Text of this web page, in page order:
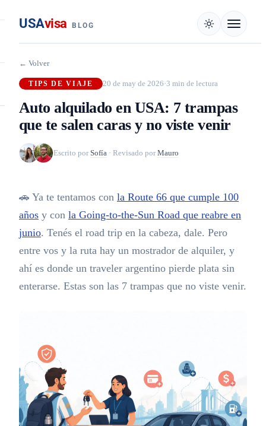
USAvisa BLOG
← Volver
TIPS DE VIAJE 20 de may de 2026·3 min de lectura
Auto alquilado en USA: 7 trampas
que te salen caras y no viste venir
Escrito por Sofía · Revisado por Mauro
🚗 Ya te tentamos con la Route 66 que cumple 100
años y con la Going-to-the-Sun Road que reabre en
junio. Tenés el road trip en la cabeza, dale. Pero
entre vos y la ruta hay un mostrador de alquiler, y
ahí es donde un traveler argentino pierde plata sin
enterarse. Estas son las 7 trampas que no viste venir.